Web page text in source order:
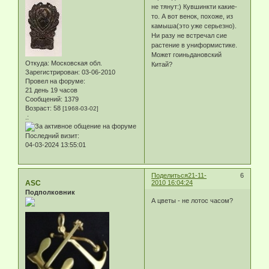
Откуда: Московская обл.
Зарегистрирован: 03-06-2010
Провел на форуме:
21 день 19 часов
Сообщений: 1379
Возраст: 58 [1968-03-02]
.:
Последний визит:
04-03-2024 13:55:01
не тянут:) Кувшинкти какие-
то. А вот венок, похоже, из
камыша(это уже серьезно).
Ни разу не встречал сие
растение в униформистике.
Может гоиньдановский
Китай?
Поделиться 6
21-11-
2010 16:04:24
ASC
Подполковник
А цветы - не лотос часом?